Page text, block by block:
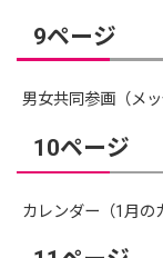
9ページ
男女共同参画（メ
10ページ
カレンダー（1月の